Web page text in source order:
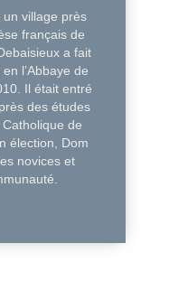
un village près
français de
a fait
l’Abbaye de
Il était entré
des études
Catholique de
élection, Dom
novices et